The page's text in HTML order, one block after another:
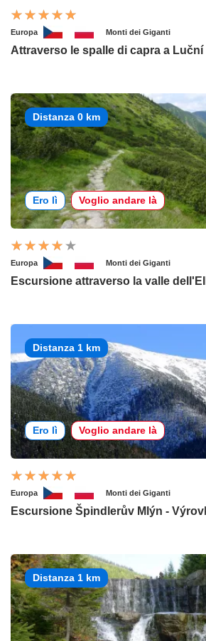
Europa Monti dei Giganti
Attraverso le spalle di capra a Luční
Distanza 0 km
Ero lì Voglio andare là
Europa Monti dei Giganti
Escursione attraverso la valle
Distanza 1 km
Ero lì Voglio andare là
Europa Monti dei Giganti
Escursione Špindlerův Mlýn -
Distanza 1 km